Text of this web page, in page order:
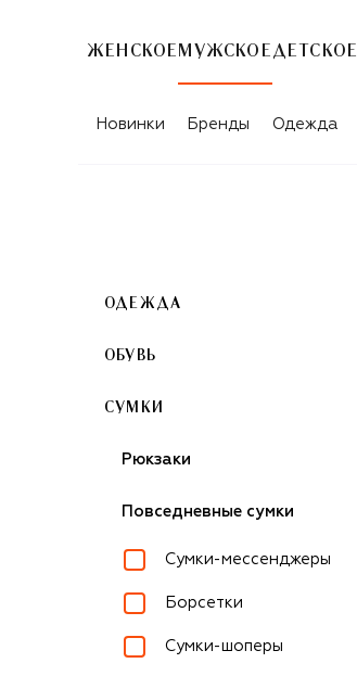
ЖЕНСКОЕ МУЖСКОЕ ДЕТСКОЕ
Новинки Бренды Одежда
ОДЕЖДА
ОБУВЬ
СУМКИ
Рюкзаки
Повседневные сумки
Сумки-мессенджеры
Борсетки
Сумки-шоперы